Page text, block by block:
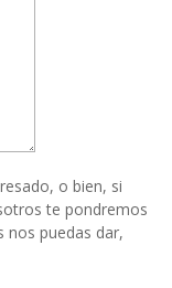
o bien, si
te pondremos
nos puedas dar,